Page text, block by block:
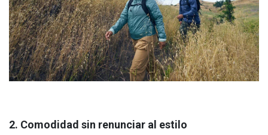
2. Comodidad sin renunciar al estilo